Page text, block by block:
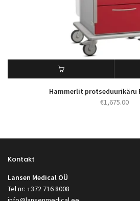
Hammerlit protseduurikäru
€1,675.00
Kontakt
Lansen Medical OÜ
Tel nr: +372 716 8008